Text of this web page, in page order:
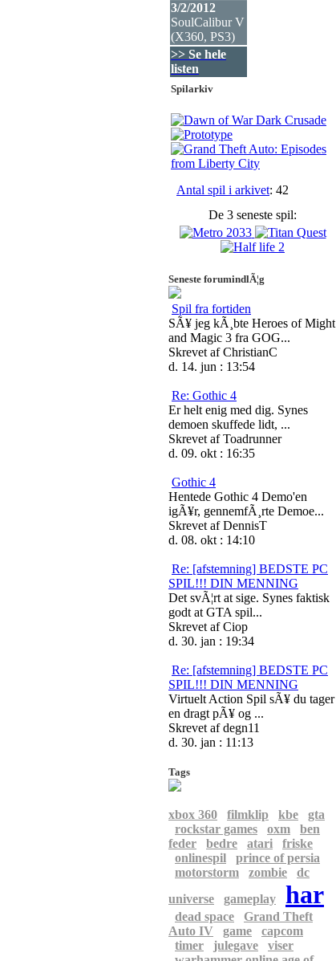
3/2/2012
SoulCalibur V
(X360, PS3)
>> Se hele
listen
Spilarkiv
Antal spil i arkivet: 42
De 3 seneste spil:
Seneste forumindlÃ¦g
Spil fra fortiden
SÃ¥ jeg kÃ¸bte Heroes of Might
and Magic 3 fra GOG...
Skrevet af ChristianC
d. 14. jun : 13:54
Re: Gothic 4
Er helt enig med dig. Synes
demoen skuffede lidt, ...
Skrevet af Toadrunner
d. 09. okt : 16:35
Gothic 4
Hentede Gothic 4 Demo'en
igÃ¥r, gennemfÃ¸rte Demoe...
Skrevet af DennisT
d. 08. okt : 14:10
Re: [afstemning] BEDSTE PC
SPIL!!! DIN MENNING
Det svÃ¦rt at sige. Synes faktisk
godt at GTA spil...
Skrevet af Ciop
d. 30. jan : 19:34
Re: [afstemning] BEDSTE PC
SPIL!!! DIN MENNING
Virtuelt Action Spil sÃ¥ du tager
en dragt pÃ¥ og ...
Skrevet af degn11
d. 30. jan : 11:13
Tags
xbox 360 filmklip kbe
gta
rockstar games
oxm
ben
feder
bedre atari
friske
onlinespil
prince of persia
motorstorm
zombie
dc
universe
gameplay har
dead space
Grand Theft
Auto IV
game
capcom
timer
julegave
viser